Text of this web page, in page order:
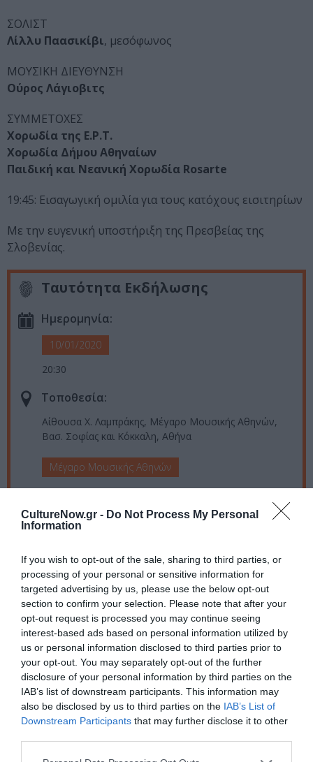
CultureNow.gr - Do Not Process My Personal
Information
If you wish to opt-out of the sale, sharing to third parties, or
processing of your personal or sensitive information for
targeted advertising by us, please use the below opt-out
section to confirm your selection. Please note that after your
opt-out request is processed you may continue seeing
interest-based ads based on personal information utilized by
us or personal information disclosed to third parties prior to
your opt-out. You may separately opt-out of the further
disclosure of your personal information by third parties on the
IAB’s list of downstream participants. This information may
also be disclosed by us to third parties on the IAB’s List of
Downstream Participants that may further disclose it to other
ΣΟΛΙΣΤ
Λίλλυ Παασικίβι, μεσόφωνος
ΜΟΥΣΙΚΗ ΔΙΕΥΘΥΝΣΗ
Ούρος Λάγιοβιτς
ΣΥΜΜΕΤΟΧΕΣ
Χορωδία της Ε.Ρ.Τ.
Χορωδία Δήμου Αθηναίων
Παιδική και Νεανική Χορωδία Rosarte
19:45: Εισαγωγική ομιλία για τους κατόχους εισιτηρίων
Με την ευγενική υποστήριξη της Πρεσβείας της
Σλοβενίας.
Ταυτότητα Εκδήλωσης
Ημερομηνία:
10/01/2020
20:30
Τοποθεσία:
Αίθουσα Χ. Λαμπράκης, Μέγαρο Μουσικής Αθηνών,
Βασ. Σοφίας και Κόκκαλη, Αθήνα
Μέγαρο Μουσικής Αθηνών
35€ | 25€ | 20€ | 15€ | 10€ (εκπτωτικό)
Πληροφορίες / Κρατήσεις:
210 72 82 333 |megaron.gr
Ακολουθήστε το Culturenow.gr στοGoogle News
μάθετε πρώτοι όλες τις ειδήσεις
Δείτε όλα τα τελευταία νέαγια την Τέχνη και τον
Πολιτισμό στοCulturenow.gr
Νέοι Διαγωνισμοί❯